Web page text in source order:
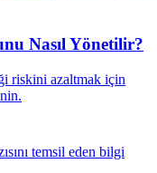
Nasıl Yönetilir?
riskini azaltmak için